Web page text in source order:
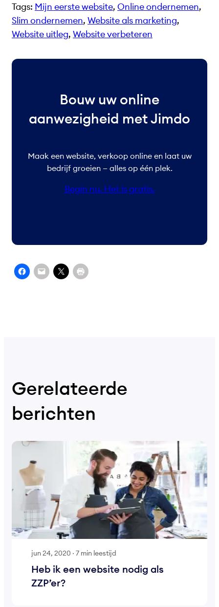
Tags: Mijn eerste website, Online ondernemen
Slim ondernemen, Website als marketing
Website uitleg, Website verbeteren
Bouw uw online
aanwezigheid met Jimdo
Maak een website, verkoop online en laat uw
bedrijf groeien — alles op één plek.
Begin nu. Het is gratis.
Gerelateerde
berichten
jun 24, 2020 · 7 min leestijd
Heb ik een website nodig als
ZZP’er?